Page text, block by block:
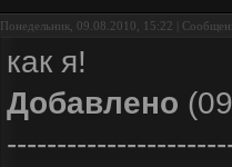
Понедельник, 09.08.2010, 15:22 |
как я!
Добавлено